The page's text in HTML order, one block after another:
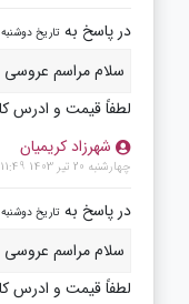
در پاسخ به تاریخ دوشنبه 31 اردیبهشت 1403 3:34 PM
سلام مراسم عروسی
لطفاً قیمت و ادرس
شهرزاد کریمیان
چهارشنبه 20 تیر 1403 11:49 AM
در پاسخ به تاریخ دوشنبه 31 اردیبهشت 1403 3:34 PM
سلام مراسم عروسی
لطفاً قیمت و ادرس